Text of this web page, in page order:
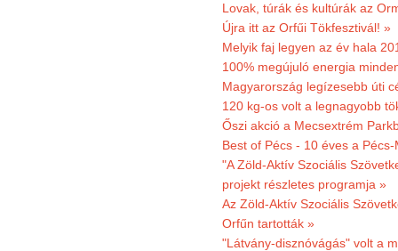
Lovak, túrák és kultúrák az
Újra itt az Orfűi Tökfesztivál! »
Melyik faj legyen az év hala
100% megújuló energia
Magyarország legízesebb úti
120 kg-os volt a legnagyobb
Őszi akció a Mecsextrém
Best of Pécs - 10 éves a
"A Zöld-Aktív Szociális
projekt részletes programja »
Az Zöld-Aktív Szociális
Orfűn tartották »
"Látvány-disznóvágás" volt a